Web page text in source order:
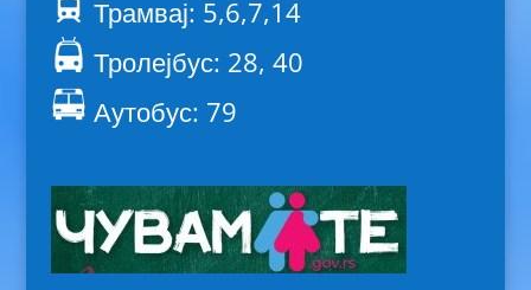
Трамвај: 5,6,7,14
Тролејбус: 28, 40
Аутобус: 79